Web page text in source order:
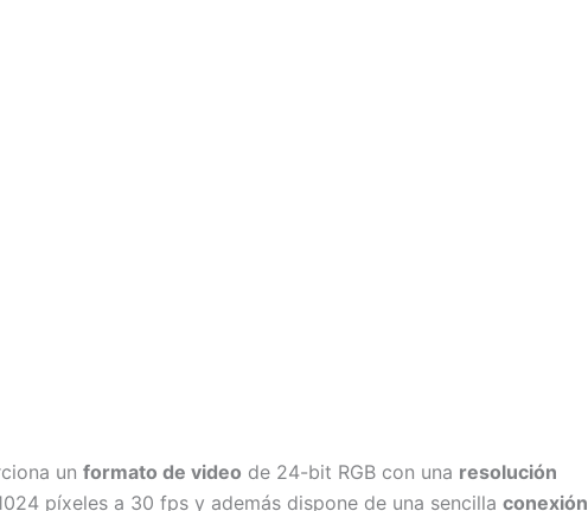
un formato de video de 24-bit RGB con una resolución
píxeles a 30 fps y además dispone de una sencilla conexión